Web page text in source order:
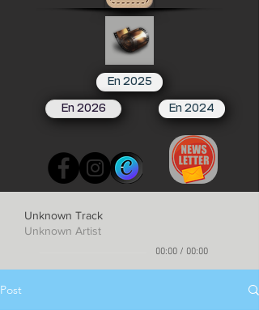
En 2025
En 2026 En 2024
Unknown Track
Unknown Artist
00:00/ 00:00
Post